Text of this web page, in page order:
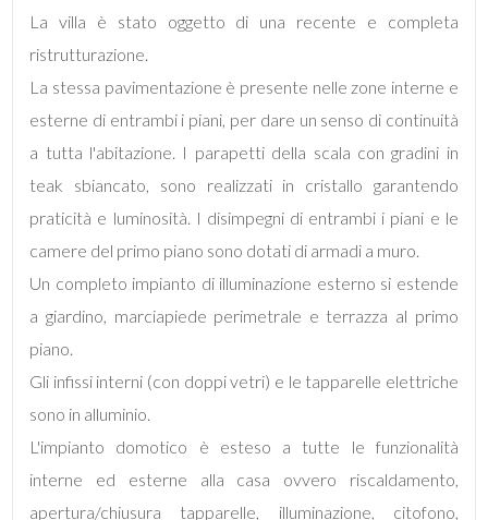
La villa è stato oggetto di una recente e completa
ristrutturazione.
La stessa pavimentazione è presente nelle zone interne e
esterne di entrambi i piani, per dare un senso di continuità
a tutta l'abitazione. I parapetti della scala con gradini in
teak sbiancato, sono realizzati in cristallo garantendo
praticità e luminosità. I disimpegni di entrambi i piani e le
camere del primo piano sono dotati di armadi a muro.
Un completo impianto di illuminazione esterno si estende
a giardino, marciapiede perimetrale e terrazza al primo
piano.
Gli infissi interni (con doppi vetri) e le tapparelle elettriche
sono in alluminio.
L'impianto domotico è esteso a tutte le funzionalità
interne ed esterne alla casa ovvero riscaldamento,
apertura/chiusura tapparelle, illuminazione, citofono,
Camere
minime
Qualsiasi
3
4